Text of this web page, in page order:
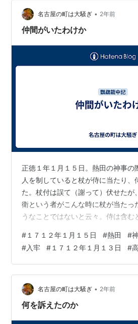
名古屋の町は大騒ぎ • 2年前
仲間がいたわけか
正徳１年１月１５日。熱田の神事の
人を制していると杖が侍に当たり、
た。杖付は誤て（謝って）伏せたが
衛という者がこんな時に杖が当たっ
うなことではないと云々。侍は含む
守の時に家へ行き、十兵衛の妻にあ
帰って行った。十兵衛は田嶋丹波の
急に戸を叩いて丹波から用があるの
と告げた。十兵衛が出かけると、石
られ、打ちのめされて死んでしまっ
切りつけたようであった。去年１１
# １７１２年１月１５日 #熱田 #
#入牢 # １７１２年１月１３日 #
名古屋の町は大騒ぎ • 2年前
何を訴えたのか